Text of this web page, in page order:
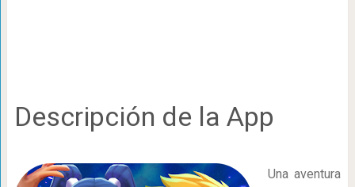
Descripción de la App
Una aventura